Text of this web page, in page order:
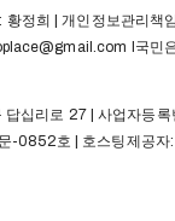
황정희 | 개인정보관리책
l국민
답십리로 27 | 사업자등
-0852호 | 호스팅제공